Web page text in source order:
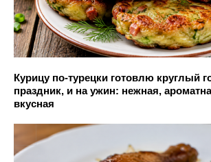
Курицу по-турецки готовлю круглый
праздник, и на ужин: нежная,
вкусная